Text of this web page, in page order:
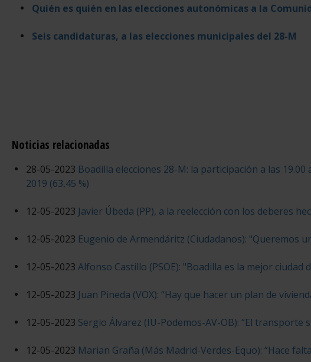
Quién es quién en las elecciones autonómicas a la
Seis candidaturas, a las elecciones municipales del 28-M
Noticias relacionadas
28-05-2023 Boadilla elecciones 28-M: la participación a las
2019 (63,45 %)
12-05-2023 Javier Úbeda (PP), a la reelección con los deberes
12-05-2023 Eugenio de Armendáritz (Ciudadanos): "Queremos
12-05-2023 Alfonso Castillo (PSOE): "Boadilla es la mejor ciudad
12-05-2023 Juan Pineda (VOX): “Hay que hacer un plan de
12-05-2023 Sergio Álvarez (IU-Podemos-AV-OB): “El transporte
12-05-2023 Marian Graña (Más Madrid-Verdes-Equo): “Hace